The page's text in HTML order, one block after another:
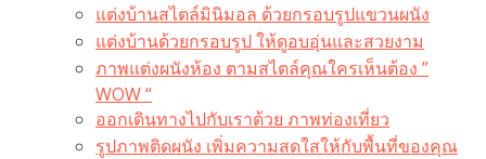
แต่งบ้านสไตล์มินิมอล ด้วยกรอบรูปแขวนผนัง
แต่งบ้านด้วยกรอบรูป ให้ดูอบอุ่นและสวยงาม
ภาพแต่งผนังห้อง ตามสไตล์คุณใครเห็นต้อง ”
WOW “
ออกเดินทางไปกับเราด้วย ภาพท่องเที่ยว
รูปภาพติดผนัง เพิ่มความสดใสให้กับพื้นที่ของคุณ